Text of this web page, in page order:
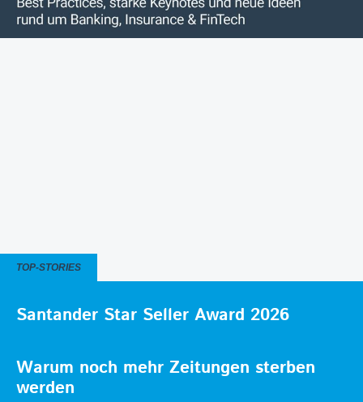
TOP-STORIES
Santander Star Seller Award 2026
Warum noch mehr Zeitungen sterben
werden